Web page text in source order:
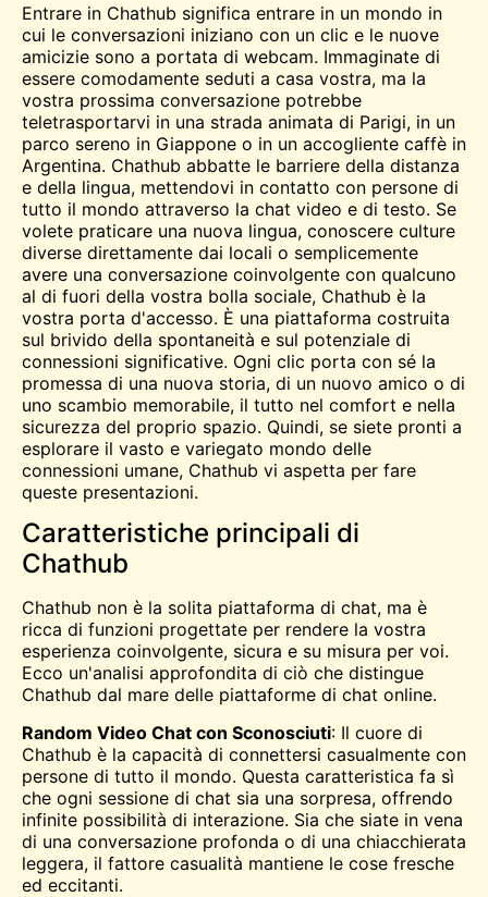
Entrare in Chathub significa entrare in un mondo in
cui le conversazioni iniziano con un clic e le nuove
amicizie sono a portata di webcam. Immaginate di
essere comodamente seduti a casa vostra, ma la
vostra prossima conversazione potrebbe
teletrasportarvi in una strada animata di Parigi, in un
parco sereno in Giappone o in un accogliente caffè in
Argentina. Chathub abbatte le barriere della distanza
e della lingua, mettendovi in contatto con persone di
tutto il mondo attraverso la chat video e di testo. Se
volete praticare una nuova lingua, conoscere culture
diverse direttamente dai locali o semplicemente
avere una conversazione coinvolgente con qualcuno
al di fuori della vostra bolla sociale, Chathub è la
vostra porta d'accesso. È una piattaforma costruita
sul brivido della spontaneità e sul potenziale di
connessioni significative. Ogni clic porta con sé la
promessa di una nuova storia, di un nuovo amico o di
uno scambio memorabile, il tutto nel comfort e nella
sicurezza del proprio spazio. Quindi, se siete pronti a
esplorare il vasto e variegato mondo delle
connessioni umane, Chathub vi aspetta per fare
queste presentazioni.
Caratteristiche principali di
Chathub
Chathub non è la solita piattaforma di chat, ma è
ricca di funzioni progettate per rendere la vostra
esperienza coinvolgente, sicura e su misura per voi.
Ecco un'analisi approfondita di ciò che distingue
Chathub dal mare delle piattaforme di chat online.
Random Video Chat con Sconosciuti: Il cuore di
Chathub è la capacità di connettersi casualmente con
persone di tutto il mondo. Questa caratteristica fa sì
che ogni sessione di chat sia una sorpresa, offrendo
infinite possibilità di interazione. Sia che siate in vena
di una conversazione profonda o di una chiacchierata
leggera, il fattore casualità mantiene le cose fresche
ed eccitanti.